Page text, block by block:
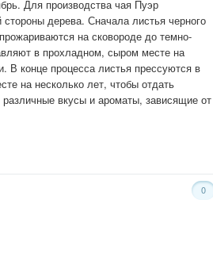
Для производства чая Пуэр
дерева. Сначала листья черного
на сковороде до темно-
в прохладном, сыром месте на
В конце процесса листья прессуются в
на несколько лет, чтобы отдать
вкусы и ароматы, зависящие от
0